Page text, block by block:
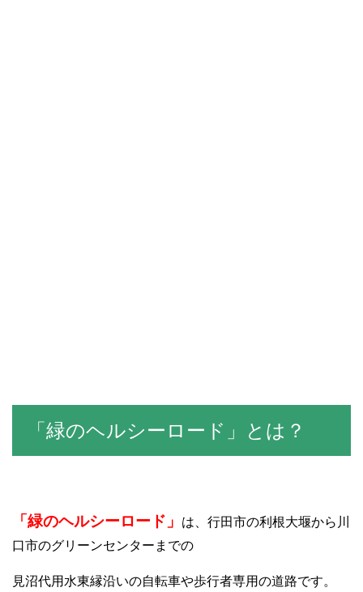
「緑のヘルシーロード」とは？
「緑のヘルシーロード」
は、行田市の利根大堰から川
口市のグリーンセンターまでの
見沼代用水東縁沿いの自転車や歩行者専用の道路です。